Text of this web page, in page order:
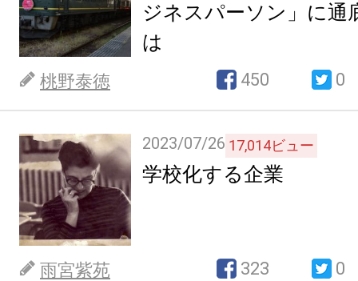
ジネスパーソン」に通
は
桃野泰徳 450 0
2023/07/26 17,014ビュー
学校化する企業
雨宮紫苑 323 0